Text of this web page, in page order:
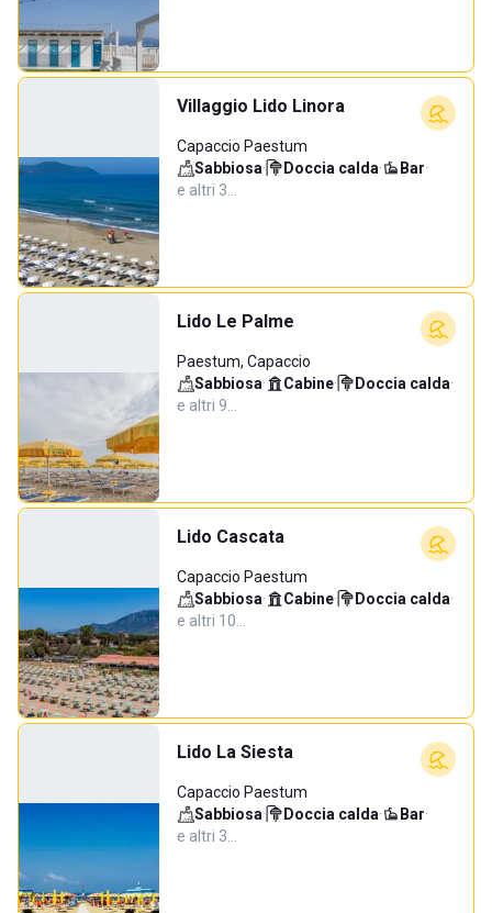
Villaggio Lido Linora
Capaccio Paestum
Sabbiosa· Doccia calda· Bar·
e altri 3…
Lido Le Palme
Paestum, Capaccio
Sabbiosa· Cabine· Doccia calda·
e altri 9…
Lido Cascata
Capaccio Paestum
Sabbiosa· Cabine· Doccia calda·
e altri 10…
Lido La Siesta
Capaccio Paestum
Sabbiosa· Doccia calda· Bar·
e altri 3…